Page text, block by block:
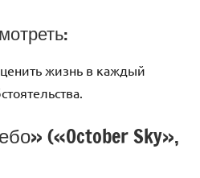
жизнь в каждый
(«October Sky»,